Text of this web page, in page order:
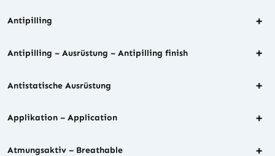
Antipilling +
Antipilling – Ausrüstung – Antipilling finish +
Antistatische Ausrüstung +
Applikation – Application +
Atmungsaktiv – Breathable +